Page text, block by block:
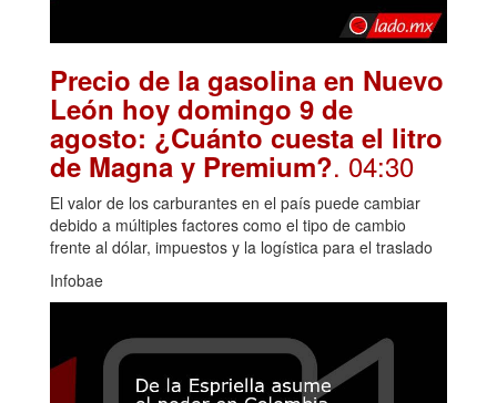
Precio de la gasolina en Nuevo
León hoy domingo 9 de
agosto: ¿Cuánto cuesta el litro
de Magna y Premium?. 04:30
El valor de los carburantes en el país puede cambiar
debido a múltiples factores como el tipo de cambio
frente al dólar, impuestos y la logística para el traslado
Infobae